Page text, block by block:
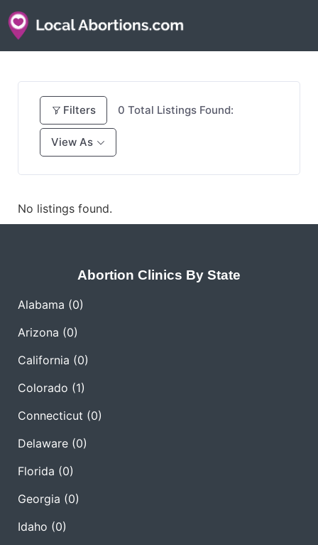
Filters 0 Total Listings Found:
View As
No listings found.
Abortion Clinics By State
Alabama (0)
Arizona (0)
California (0)
Colorado (1)
Connecticut (0)
Delaware (0)
Florida (0)
Georgia (0)
Idaho (0)